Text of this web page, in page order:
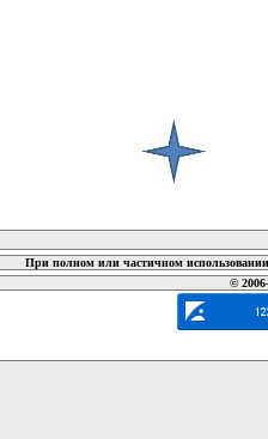
При полном или частичном
©